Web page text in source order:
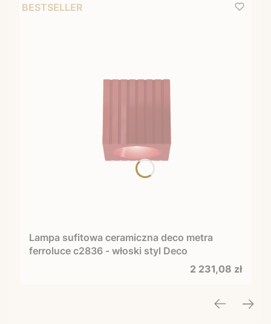
BESTSELLER
Lampa sufitowa ceramiczna deco metra
ferroluce c2836 - włoski styl Deco
Cena
2 231,08 zł